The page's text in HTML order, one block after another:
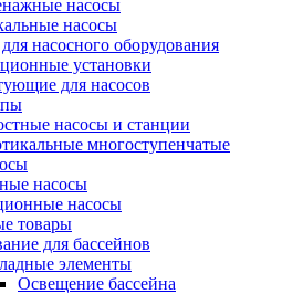
насосы
насосы
насосного оборудования
установки
для насосов
насосы и станции
многоступенчатые
насосы
насосы
товары
для бассейнов
элементы
Освещение бассейна